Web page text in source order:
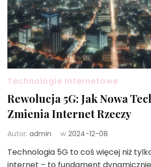
Technologie Internetowe
Rewolucja 5G: Jak Nowa
Zmienia Internet Rzeczy
Autor: admin w 2024-12-08
Technologia 5G to coś więcej niż